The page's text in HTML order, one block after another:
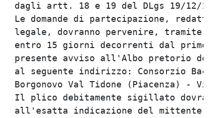
dagli artt. 18 e 19 del
Le domande di
legale, dovranno pervenire,
entro 15 giorni decorrenti
presente avviso all'Albo pretorio
al seguente indirizzo:
Borgonovo Val Tidone
Il plico debitamente sigillato
all'esatta indicazione del